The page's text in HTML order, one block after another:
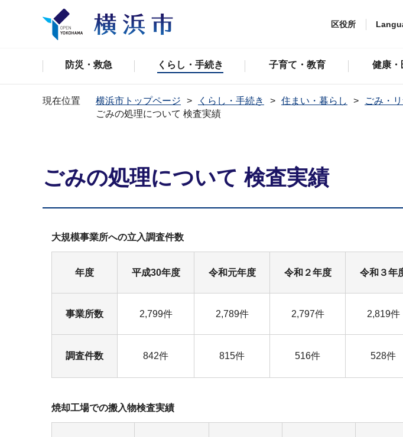
区役所
防災・救急 くらし・手続き 子育て・教育 健康・
現在位置 横浜市トップページ くらし・手続き 住まい・暮らし ごみ・
ごみの処理について 検査実績
ごみの処理について 検査実績
大規模事業所への立入調査件数
年度 平成30年度 令和元年度 令和２年度 令和３年
事業所数 2,799件 2,789件 2,797件 2,819件
調査件数 842件 815件 516件 528件
焼却工場での搬入物検査実績